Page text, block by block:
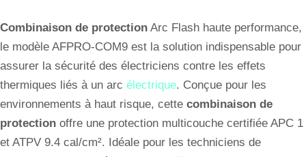
Combinaison de protection Arc Flash haute performance,
le modèle AFPRO-COM9 est la solution indispensable pour
assurer la sécurité des électriciens contre les effets
thermiques liés à un arc électrique. Conçue pour les
environnements à haut risque, cette combinaison de
protection offre une protection multicouche certifiée APC 1
et ATPV 9.4 cal/cm². Idéale pour les techniciens de